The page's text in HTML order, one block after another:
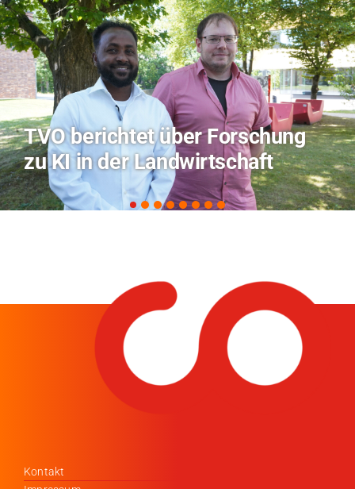
Hitze-Aktionstag: Hochschule
Coburg im Radio Bamberg
Kontakt